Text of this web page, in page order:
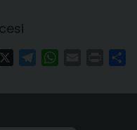
TelegramWhatsAppPrint